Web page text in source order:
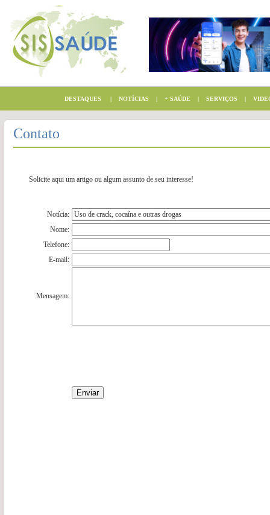
DESTAQUES | NOTÍCIAS | + SAÚDE | SERVIÇOS |
Contato
Solicite aqui um artigo ou algum assunto de seu interesse!
Notícia:
Nome:
Telefone:
E-mail:
Mensagem: